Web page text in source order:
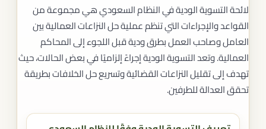
لائحة التسوية الودية في النظام السعودي هي مجموعة من
القواعد والإجراءات التي تنظم عملية حل النزاعات العمالية بين
العامل وصاحب العمل بطرق ودية قبل اللجوء إلى المحاكم
العمالية. وتعد التسوية الودية إجراءً إلزاميًا في بعض الحالات، حيث
تهدف إلى تقليل النزاعات القضائية وتسريع حل الخلافات بطريقة
تحقق العدالة للطرفين.